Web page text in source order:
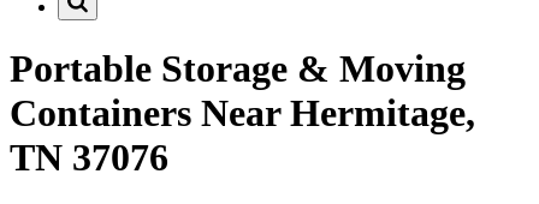
Portable Storage & Moving
Containers NearHermitage,
TN 37076